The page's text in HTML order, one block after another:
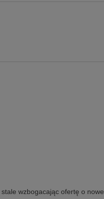
wzbogacając ofertę o nowe